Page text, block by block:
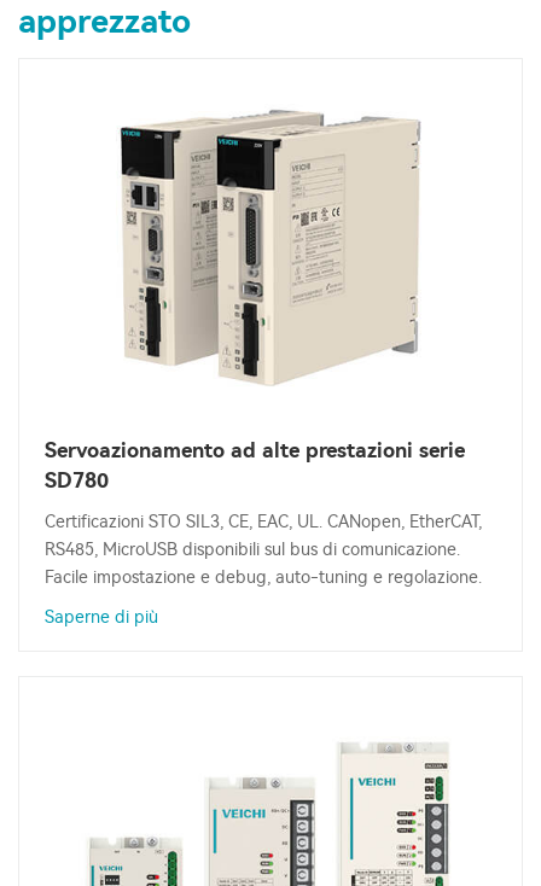
apprezzato
Servoazionamento ad alte prestazioni serie
SD780
Certificazioni STO SIL3, CE, EAC, UL. CANopen, EtherCAT,
RS485, MicroUSB disponibili sul bus di comunicazione.
Facile impostazione e debug, auto-tuning e regolazione.
Saperne di più